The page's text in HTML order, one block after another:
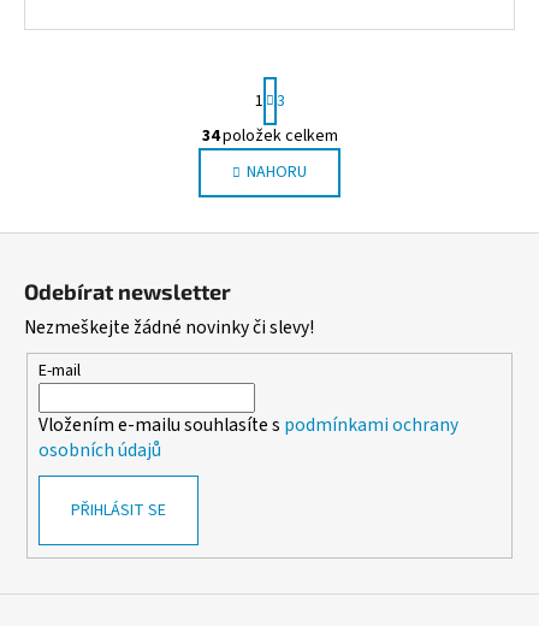
O
v
l
á
í
p
k
s
S
t
r
á
n
k
1 3
34položek celkem
NAHORU
Odebírat newsletter
Nezmeškejte žádné novinky či slevy!
E-mail
Vložením e-mailu souhlasíte s podmínkami ochrany
osobních údajů
PŘIHLÁSIT SE